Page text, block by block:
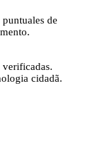
de
cidadã.